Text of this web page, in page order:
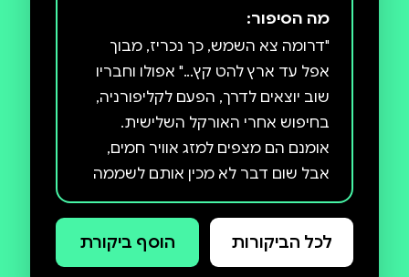
מה הסיפור:
"דרומה צא השמש, כך נכריז, מבוך
אפל עד ארץ להט קץ..." אפולו וחבריו
שוב יוצאים לדרך, הפעם לקליפורניה,
בחיפוש אחרי האורקל השלישית.
אומנם הם מצפים למזג אוויר חמים,
אבל שום דבר לא מכין אותם לשממה
שהם פוגשים - מבוך לוהט מתפרש
מתחת לפני האדמה והופך את הארץ
הירוקה למדבר! לרוע מזלו של אל
לכל הביקורות הוסף ביקורת